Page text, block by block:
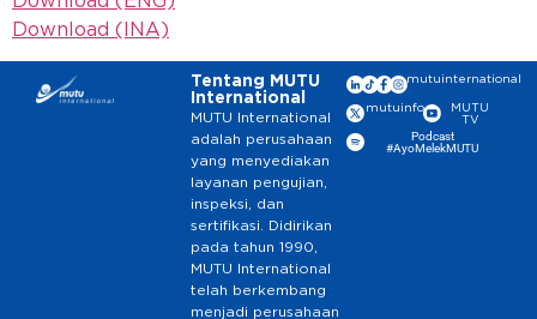
Download (INA)
Tentang MUTU
International
MUTU International
adalah perusahaan
yang menyediakan
layanan pengujian,
inspeksi, dan
sertifikasi. Didirikan
pada tahun 1990,
MUTU International
telah berkembang
menjadi perusahaan
mutuinternational
mutuinfo
MUTU
TV
Podcast
#AyoMelekMUTU